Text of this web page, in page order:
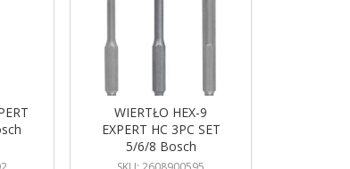
WIERTŁO HEX-9
EXPERT HC 3PC SET
5/6/8 Bosch